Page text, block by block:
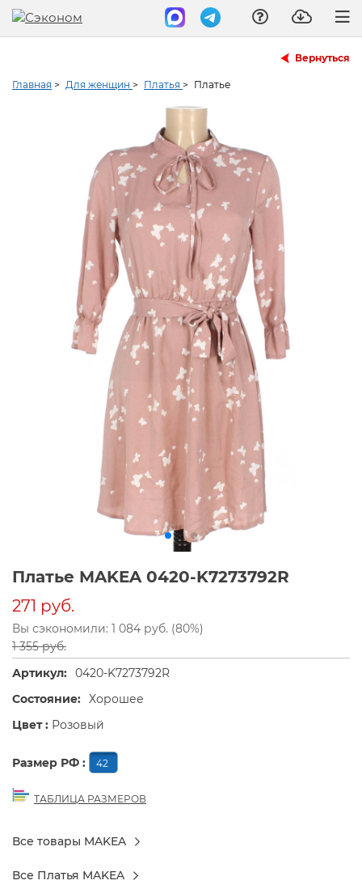
Вернуться
Главная > Для женщин > Платья > Платье
Платье MAKEA 0420-K7273792R
271 руб.
Вы сэкономили: 1 084 руб. (80%)
1 355 руб.
Артикул: 0420-K7273792R
Состояние: Хорошее
Цвет : Розовый
Размер РФ : 42
ТАБЛИЦА РАЗМЕРОВ
Все товары MAKEA
Все Платья MAKEA